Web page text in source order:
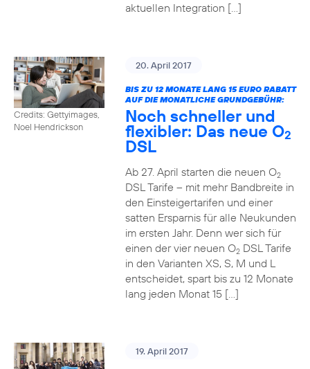
aktuellen Integration […]
Credits: Gettyimages,
Noel Hendrickson
20. April 2017
BIS ZU 12 MONATE LANG 15 EURO RABATT
AUF DIE MONATLICHE GRUNDGEBÜHR:
Noch schneller und
flexibler: Das neue O2
DSL
Ab 27. April starten die neuen O2
DSL Tarife – mit mehr Bandbreite in
den Einsteigertarifen und einer
satten Ersparnis für alle Neukunden
im ersten Jahr. Denn wer sich für
einen der vier neuen O2DSL Tarife
in den Varianten XS, S, M und L
entscheidet, spart bis zu 12 Monate
lang jeden Monat 15 […]
19. April 2017